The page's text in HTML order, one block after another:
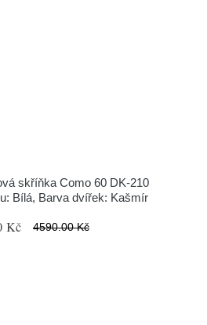
skříňka Como 60 DK-210
Bílá, Barva dvířek: Kašmír
Kč 4590.00 Kč